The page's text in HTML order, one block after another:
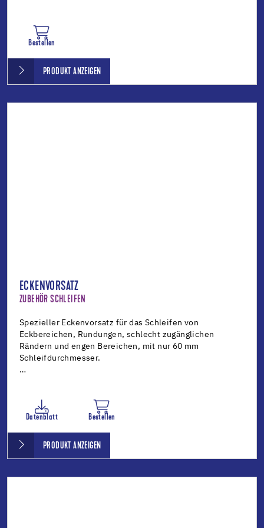
Bestellen
PRODUKT ANZEIGEN
ECKENVORSATZ
ZUBEHÖR SCHLEIFEN
Spezieller Eckenvorsatz für das Schleifen von
Eckbereichen, Rundungen, schlecht zugänglichen
Rändern und engen Bereichen, mit nur 60 mm
Schleifdurchmesser.
…
Datenblatt Bestellen
PRODUKT ANZEIGEN